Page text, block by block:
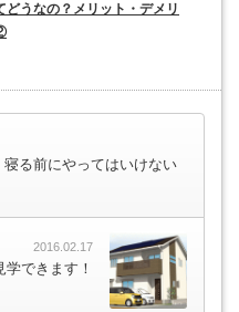
どうなの？メリット・デメリ
る前にやってはいけない
2016.02.17
できます！